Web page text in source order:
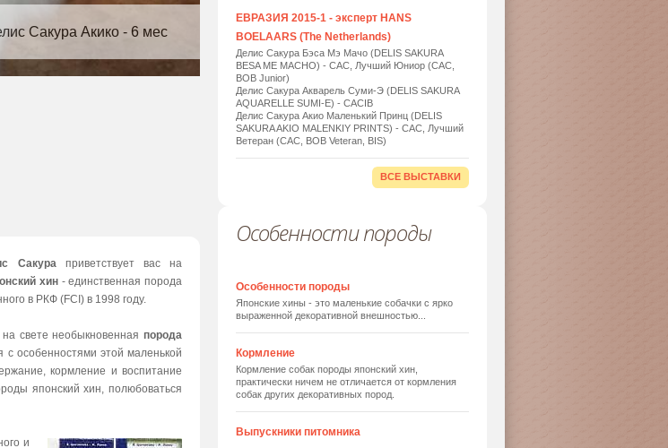
Сакура Акико - 6 мес
ЕВРАЗИЯ 2015-1 - эксперт HANS
BOELAARS (The Netherlands)
Делис Сакура Бэса Мэ Мачо (DELIS SAKURA
BESA ME MACHO) - САС, Лучший Юниор (САС,
BOB Junior)
Делис Сакура Акварель Суми-Э (DELIS SAKURA
AQUARELLE SUMI-E) - САСIB
Делис Сакура Акио Маленький Принц (DELIS
SAKURA AKIO MALENKIY PRINTS) - САС, Лучший
Ветеран (САС, BOB Veteran, BIS)
ВСЕ ВЫСТАВКИ
Сакура приветствует вас на
хин- единственная порода
в РКФ (FCI) в 1998 году.
свете необыкновенная порода
с особенностями этой маленькой
кормление и воспитание
японский хин, полюбоваться
и
Особенности породы
Особенности породы
Японские хины - это маленькие собачки с ярко
выраженной декоративной внешностью...
Кормление
Кормление собак породы японский хин,
практически ничем не отличается от кормления
собак других декоративных пород.
Выпускники питомника